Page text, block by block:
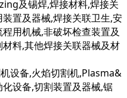
及锡焊,焊接材料,焊接关
置及器械,焊接关联卫生,安
用机械,非破坏检查装置及
料,其他焊接关联器械及材
设备,火焰切割机,Plasma&
设备,切割装置及器械,锯